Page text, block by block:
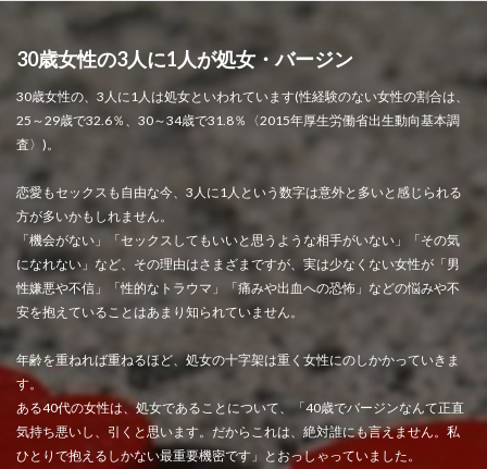
30歳女性の3人に1人が処女・バージン
30歳女性の、3人に1人は処女といわれています(性経験のない女性の割合は、
25～29歳で32.6％、30～34歳で31.8％〈2015年厚生労働省出生動向基本調
査〉)。
恋愛もセックスも自由な今、3人に1人という数字は意外と多いと感じられる
方が多いかもしれません。
「機会がない」「セックスしてもいいと思うような相手がいない」「その気
になれない」など、その理由はさまざまですが、実は少なくない女性が「男
性嫌悪や不信」「性的なトラウマ」「痛みや出血への恐怖」などの悩みや不
安を抱えていることはあまり知られていません。
年齢を重ねれば重ねるほど、処女の十字架は重く女性にのしかかっていきま
す。
ある40代の女性は、処女であることについて、「40歳でバージンなんて正直
気持ち悪いし、引くと思います。だからこれは、絶対誰にも言えません。私
ひとりで抱えるしかない最重要機密です」とおっしゃっていました。